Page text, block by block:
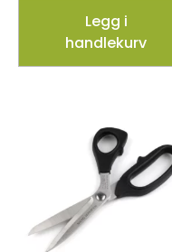
Legg i
handlekurv